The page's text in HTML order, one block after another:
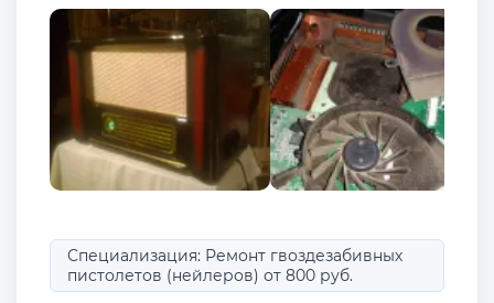
Специализация: Ремонт гвоздезабивных
пистолетов (нейлеров) от 800 руб.